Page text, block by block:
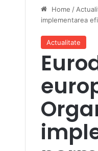
Home /
implementarea
Actualitate